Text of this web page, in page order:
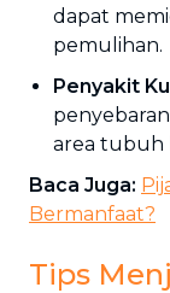
dapat
pemulihan.
Penyakit
area tubuh
Baca Juga:
Bermanfaat?
Tips